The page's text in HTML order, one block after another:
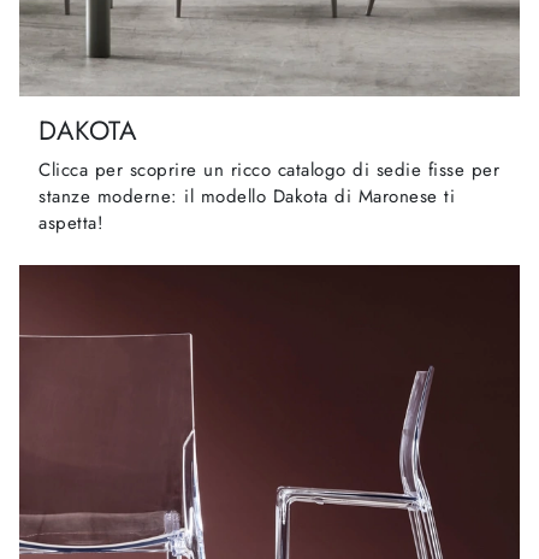
DAKOTA
Clicca per scoprire un ricco catalogo di sedie fisse per
stanze moderne: il modello Dakota di Maronese ti
aspetta!